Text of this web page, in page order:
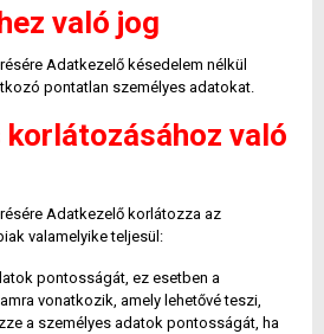
való jog
Adatkezelő késedelem nélkül
pontatlan személyes adatokat.
való
Adatkezelő korlátozza az
valamelyike teljesül:
pontosságát, ez esetben a
vonatkozik, amely lehetővé teszi,
a személyes adatok pontosságát, ha